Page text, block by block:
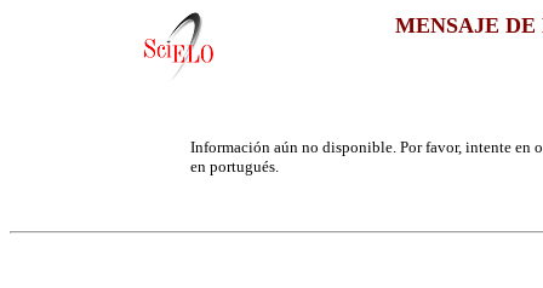
MENSAJE
Información aún no disponible. Por favor, intente en
en portugués.